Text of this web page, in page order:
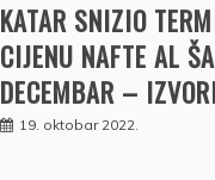
KATAR SNIZIO
CIJENU NAFTE AL
DECEMBAR –
19. oktobar 2022.